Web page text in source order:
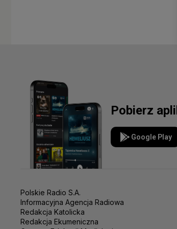
Pobierz
Google Play
Polskie Radio S.A.
Informacyjna Agencja Radiowa
Redakcja Katolicka
Redakcja Ekumeniczna